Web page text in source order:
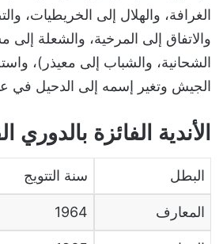
الغرافة، والهلال إلى الخريطيات،
والاتفاق إلى المرخية، والشعلة إلى
الشحانية، والشباب إلى معيذر)،
الجيش وتغير إسمه إلى الدحيل في عام
الأندية الفائزة بالدوري
البطل سنة التتويج
المعارف 1964